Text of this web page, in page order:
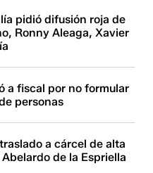
pidió difusión roja de
Ronny Aleaga, Xavier
a fiscal por no formular
personas
a cárcel de alta
de la Espriella